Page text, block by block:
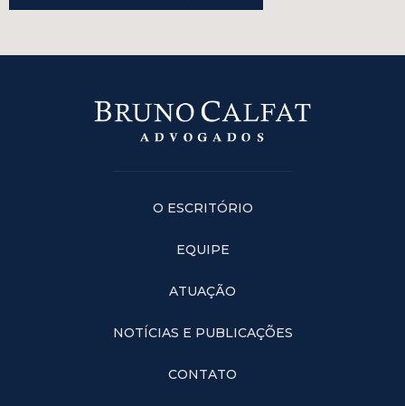
O ESCRITÓRIO
EQUIPE
ATUAÇÃO
NOTÍCIAS E PUBLICAÇÕES
CONTATO